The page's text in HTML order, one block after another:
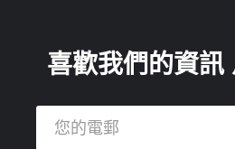
喜歡我們的資訊